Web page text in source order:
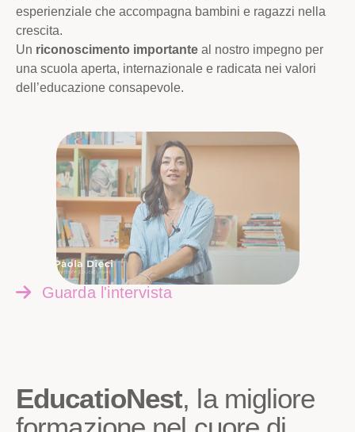
esperienziale che accompagna bambini e ragazzi nella
crescita.
Un riconoscimento importante al nostro impegno per
una scuola aperta, internazionale e radicata nei valori
dell’educazione consapevole.
Guarda l'intervista
EducatioNest, la migliore